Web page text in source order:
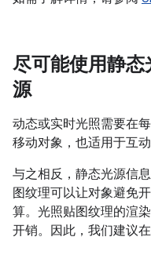
尽可能使用静
源
动态或实时光照需要在
移动对象，也适用于互动
与之相反，静态光源信
图纹理可以让对象避免
算。光照贴图纹理的渲
开销。因此，我们建议